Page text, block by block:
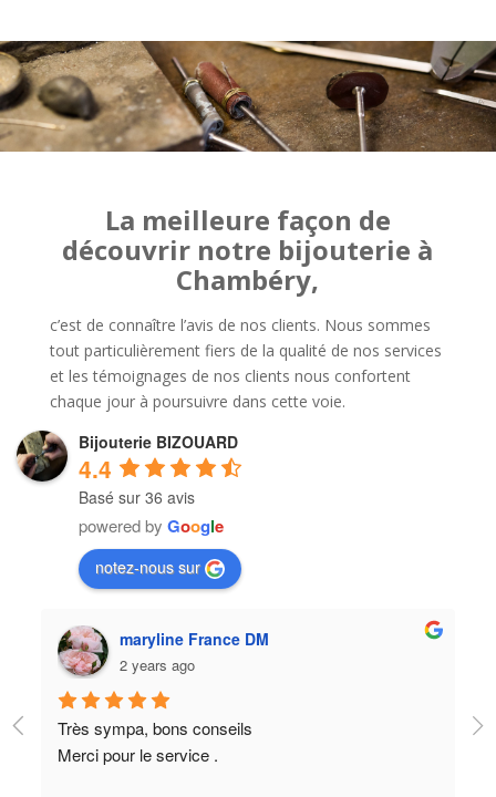
La meilleure façon de
découvrir notre bijouterie à
Chambéry,
c’est de connaître l’avis de nos clients. Nous sommes
tout particulièrement fiers de la qualité de nos services
et les témoignages de nos clients nous confortent
chaque jour à poursuivre dans cette voie.
Bijouterie BIZOUARD
4.4
Basé sur 36 avis
powered by Google
notez-nous sur
maryline France DM
2 years ago
Très sympa, bons conseils
Merci pour le service .